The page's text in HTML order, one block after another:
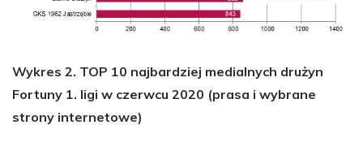
Wykres 2. TOP 10 najbardziej medialnych drużyn
Fortuny 1. ligi w czerwcu 2020 (prasa i wybrane
strony internetowe)